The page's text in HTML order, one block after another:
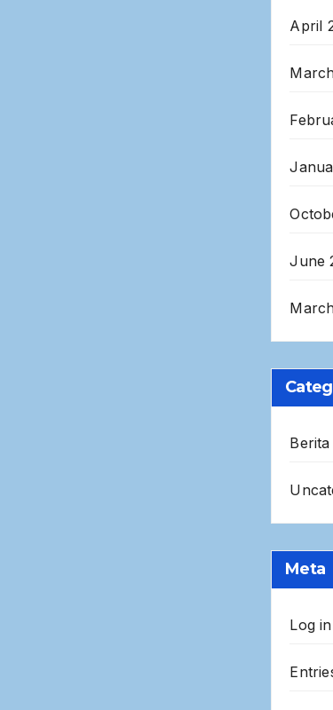
April
June
Berita
Meta
Log in